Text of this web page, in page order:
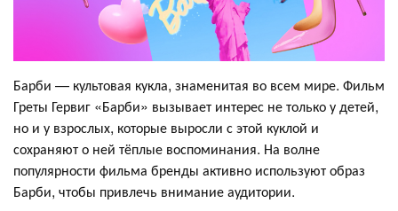
Барби — культовая кукла, знаменитая во всем мире. Фильм
Греты Гервиг «Барби» вызывает интерес не только у детей,
но и у взрослых, которые выросли с этой куклой и
сохраняют о ней тёплые воспоминания. На волне
популярности фильма бренды активно используют образ
Барби, чтобы привлечь внимание аудитории.